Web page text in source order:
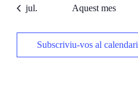
jul. Aquest mes
Subscriviu-vos al calendari